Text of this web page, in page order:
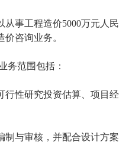
事工程造价5000万元人民
咨询业务。
范围包括：
性研究投资估算、项目经
与审核，并配合设计方案